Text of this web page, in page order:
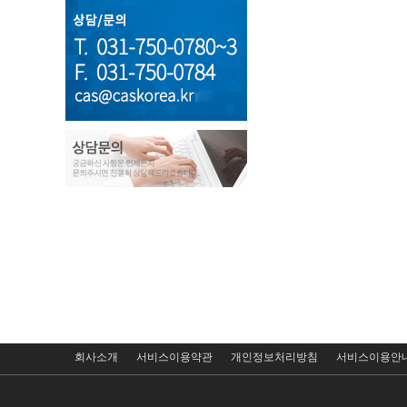
회사소개 서비스이용약관 개인정보처리방침 서비스이용안